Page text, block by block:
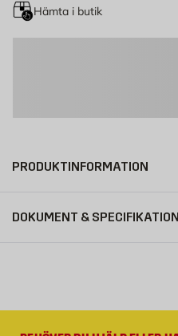
Hämta i butik
PRODUKTINFORMATION
DOKUMENT &